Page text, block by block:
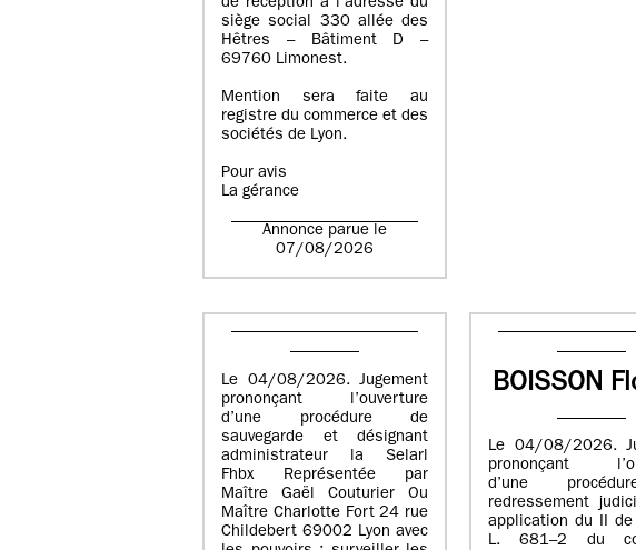
de réception à l’adresse du
siège social 330 allée des
Hêtres – Bâtiment D –
69760 Limonest.
Mention sera faite au
registre du commerce et des
sociétés de Lyon.
Pour avis
La gérance
Annonce parue le
07/08/2026
Le 04/08/2026. Jugement
prononçant l’ouverture
d’une procédure de
sauvegarde et désignant
administrateur la Selarl
Fhbx Représentée par
Maître Gaël Couturier Ou
Maître Charlotte Fort 24 rue
Childebert 69002 Lyon avec
BOISSON
Le 04/08/2026.
prononçant
d’une
redressement
application du II de
L. 681–2 du